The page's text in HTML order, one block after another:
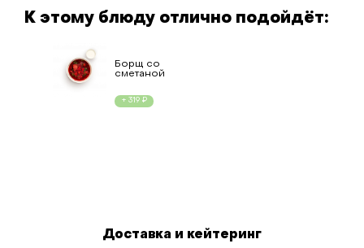
К этому блюду отлично подойдёт:
Борщ со
сметаной
+ 319 ₽
Доставка и кейтеринг